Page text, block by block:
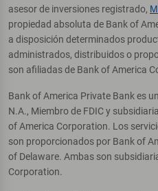
asesor de inversiones registrado,
propiedad absoluta de Bank of
a disposición determinados
administrados, distribuidos o
son afiliadas de Bank of America
Bank of America Private Bank es
N.A., Miembro de FDIC y
of America Corporation. Los
son proporcionados por Bank of
of Delaware. Ambas son
Corporation.